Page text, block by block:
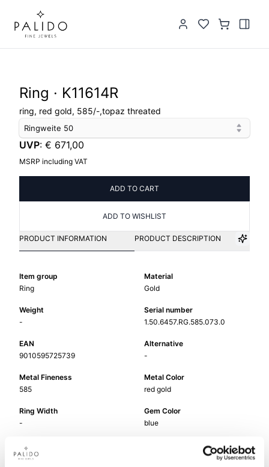
Ring · K11614R
ring, red gold, 585/-,topaz threated
Ringweite 50
UVP: € 671,00
MSRP including VAT
ADD TO CART
ADD TO WISHLIST
PRODUCT INFORMATION PRODUCT DESCRIPTION
Item group
Ring
Material
Gold
Weight
-
Serial number
1.50.6457.RG.585.073.0
EAN
9010595725739
Alternative
-
Metal Fineness
585
Metal Color
red gold
Ring Width
-
Gem Color
blue
Gem Type
Colored stone